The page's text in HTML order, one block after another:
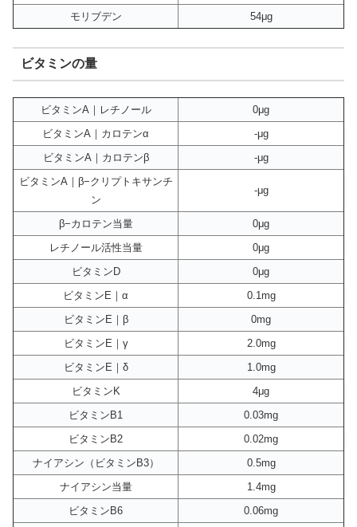
モリブデン
54μg
ビタミンの量
ビタミンA｜レチノール
0μg
ビタミンA｜カロテンα
-μg
ビタミンA｜カロテンβ
-μg
ビタミンA｜β−クリプトキサンチ
ン
-μg
β−カロテン当量
0μg
レチノール活性当量
0μg
ビタミンD
0μg
ビタミンE｜α
0.1mg
ビタミンE｜β
0mg
ビタミンE｜γ
2.0mg
ビタミンE｜δ
1.0mg
ビタミンK
4μg
ビタミンB1
0.03mg
ビタミンB2
0.02mg
ナイアシン（ビタミンB3）
0.5mg
ナイアシン当量
1.4mg
ビタミンB6
0.06mg